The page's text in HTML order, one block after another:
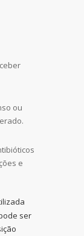
ou
e
ser